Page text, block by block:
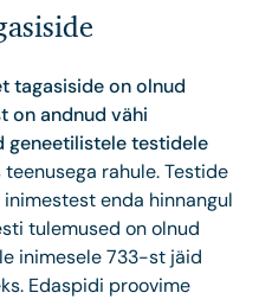
tagasiside on olnud
on andnud vähi
geneetilistele testidele
teenusega rahule. Testide
enda hinnangul
tulemused on olnud
inimesele 733-st jäid
Edaspidi proovime